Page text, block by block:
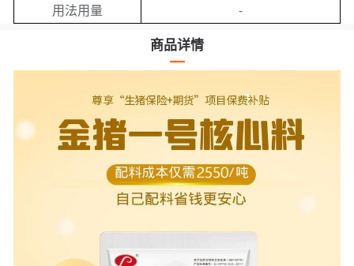
用法用量 -
商品详情